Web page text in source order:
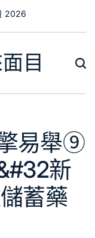
2026
目
易舉⑨
新
蓄藥